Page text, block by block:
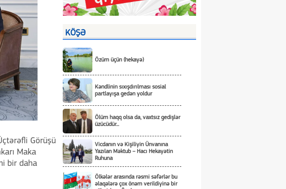
Görüşü
Maka
bir daha
KÖŞƏ
Özüm üçün (hekayə)
Kəndlinin sıxışdırılması sosial
partlayışa gedən yoldur
Ölüm haqq olsa da, vaxtsız gedişlər
üzücüdür...
Vicdanın və Kişiliyin Ünvanına
Yazılan Məktub – Hacı Hekayətin
Ruhuna
Ölkələr arasında rəsmi səfərlər bu
əlaqələrə çox önəm verildiyinə bir